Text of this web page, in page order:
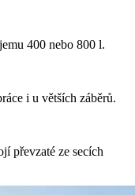
400 nebo 800 l.
i u větších záběrů.
převzaté ze secích